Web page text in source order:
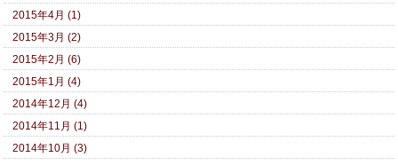
2015年4月 (1)
2015年3月 (2)
2015年2月 (6)
2015年1月 (4)
2014年12月 (4)
2014年11月 (1)
2014年10月 (3)